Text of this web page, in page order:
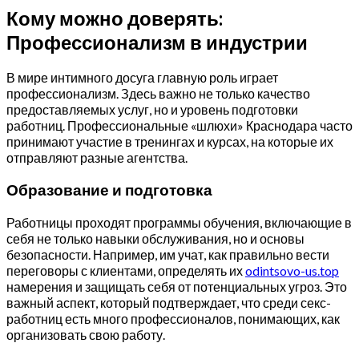
Кому можно доверять:
Профессионализм в индустрии
В мире интимного досуга главную роль играет
профессионализм. Здесь важно не только качество
предоставляемых услуг, но и уровень подготовки
работниц. Профессиональные «шлюхи» Краснодара часто
принимают участие в тренингах и курсах, на которые их
отправляют разные агентства.
Образование и подготовка
Работницы проходят программы обучения, включающие в
себя не только навыки обслуживания, но и основы
безопасности. Например, им учат, как правильно вести
переговоры с клиентами, определять ихodintsovo-us.top
намерения и защищать себя от потенциальных угроз. Это
важный аспект, который подтверждает, что среди секс-
работниц есть много профессионалов, понимающих, как
организовать свою работу.